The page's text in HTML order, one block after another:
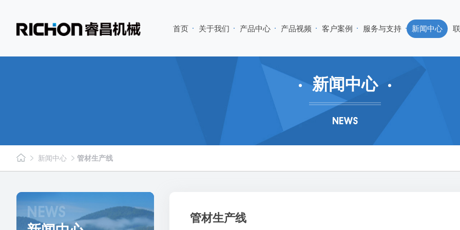
首页 关于我们 产品中心 产品视频 客户案例 服务与支持 新闻中心
新闻中心
NEWS
新闻中心 管材生产线
NEWS 管材生产线